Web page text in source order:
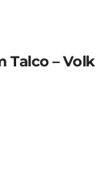
Talco – Volk